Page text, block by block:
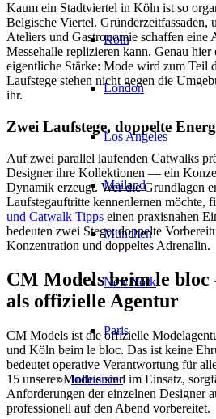
Köln
London
Los Angeles
Mailand
München
New York
Paris
Influencer
Kaum ein Stadtviertel in Köln ist so
Belgische Viertel. Gründerzeitfassaden,
Ateliers und Gastronomie schaffen eine
Messehalle replizieren kann. Genau hier
eigentliche Stärke: Mode wird zum Teil
Laufstege stehen nicht gegen die
ihr.
Zwei Laufstege, doppelte
Auf zwei parallel laufenden Catwalks
Designer ihre Kollektionen — ein
Dynamik erzeugt. Wer die Grundlagen
Laufstegauftritte kennenlernen möchte,
und Catwalk Tipps einen praxisnahen
bedeuten zwei Stege: doppelte
Konzentration und doppeltes Adrenalin.
CM Models beim le
als offizielle Agentur
CM Models ist die offizielle
und Köln beim le bloc. Das ist keine
bedeutet operative Verantwortung für
15 unserer Models sind im Einsatz,
Anforderungen der einzelnen Designer
professionell auf den Abend vorbereitet.